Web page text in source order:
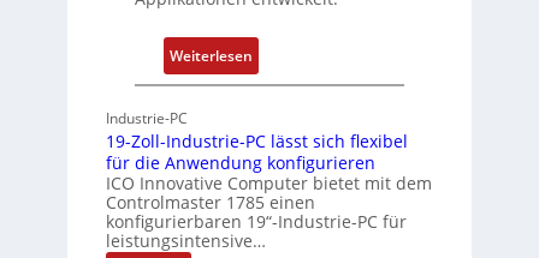
r
c
t
e
k
t
u
Weiterlesen:
P
s
i
c
a
Industrie-PC
19-Zoll-Industrie-PC lässt sich flexibel
für die Anwendung konfigurieren
ICO Innovative Computer bietet mit dem
Controlmaster 1785 einen
konfigurierbaren 19“-Industrie-PC für
leistungsintensive…